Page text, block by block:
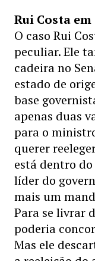
Rui Costa
O caso Rui
peculiar. Ele
cadeira no
estado de
base
apenas duas
para o
querer
está dentro
líder do
mais um
Para se livrar
poderia
Mas ele